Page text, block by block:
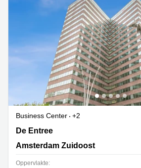
Business Center
+2
De Entree 201, Amsterdam Zuidoost
De Entree
Amsterdam Zuidoost
Oppervlakte: